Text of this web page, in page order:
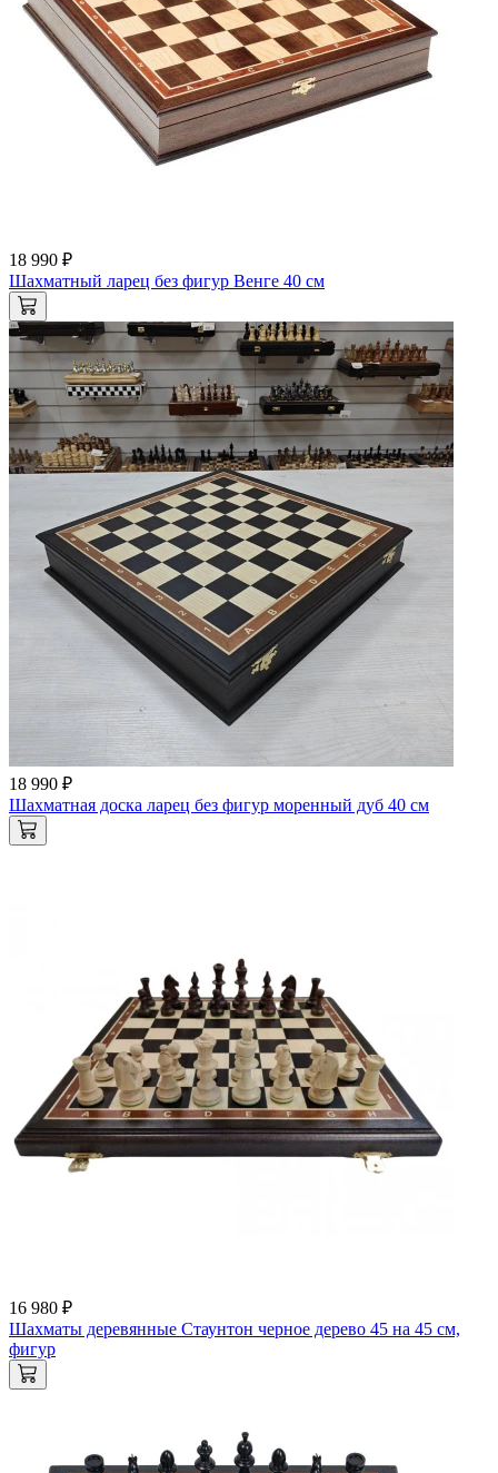
18 990 ₽
Шахматный ларец без фигур Венге 40 см
18 990 ₽
Шахматная доска ларец без фигур моренный дуб 40 см
16 980 ₽
Шахматы деревянные Стаунтон черное дерево 45 на 45 см,
фигур